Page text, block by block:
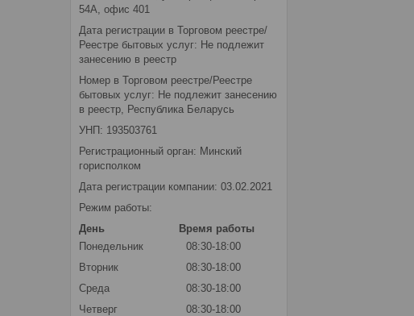
54А, офис 401
Дата регистрации в Торговом реестре/
Реестре бытовых услуг: Не подлежит
занесению в реестр
Номер в Торговом реестре/Реестре
бытовых услуг: Не подлежит занесению
в реестр, Республика Беларусь
УНП: 193503761
Регистрационный орган: Минский
горисполком
Дата регистрации компании: 03.02.2021
Режим работы:
День
Время работы
Понедельник
08:30-18:00
Вторник
08:30-18:00
Среда
08:30-18:00
Четверг
08:30-18:00